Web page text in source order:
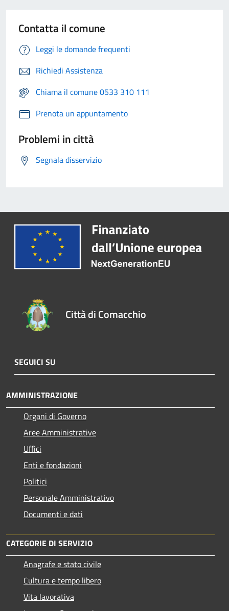
Contatta il comune
Leggi le domande frequenti
Richiedi Assistenza
Chiama il comune 0533 310 111
Prenota un appuntamento
Problemi in città
Segnala disservizio
Città di Comacchio
SEGUICI SU
AMMINISTRAZIONE
Organi di Governo
Aree Amministrative
Uffici
Enti e fondazioni
Politici
Personale Amministrativo
Documenti e dati
CATEGORIE DI SERVIZIO
Anagrafe e stato civile
Cultura e tempo libero
Vita lavorativa